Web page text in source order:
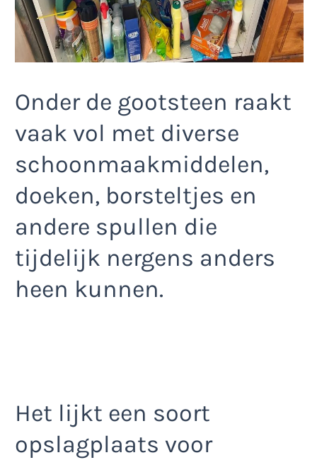
Onder de gootsteen raakt
vaak vol met diverse
schoonmaakmiddelen,
doeken, borsteltjes en
andere spullen die
tijdelijk nergens anders
heen kunnen.
Het lijkt een soort
opslagplaats voor